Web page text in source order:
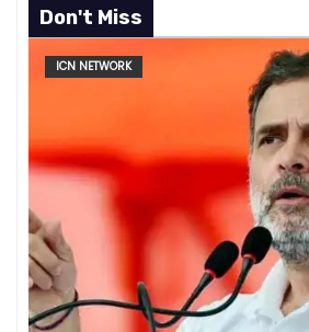
Don't Miss
ICN NETWORK